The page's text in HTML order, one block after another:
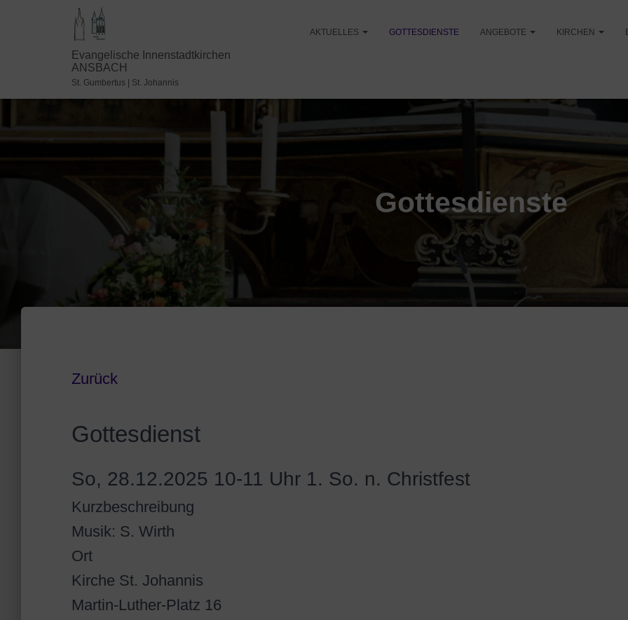
Evangelische Innenstadtkirchen
ANSBACH
St. Gumbertus | St. Johannis
AKTUELLES GOTTESDIENSTE ANGEBOTE KIRCHEN
Gottesdienste
Zurück
Gottesdienst
So, 28.12.2025 10-11 Uhr 1. So. n. Christfest
Kurzbeschreibung
Musik: S. Wirth
Ort
Kirche St. Johannis
Martin-Luther-Platz 16